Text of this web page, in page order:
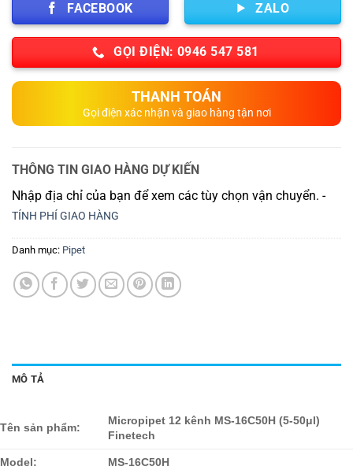
FACEBOOK ZALO
GỌI ĐIỆN: 0946 547 581
THANH TOÁN
Gọi điện xác nhận và giao hàng tận nơi
THÔNG TIN GIAO HÀNG DỰ KIẾN
Nhập địa chỉ của bạn để xem các tùy chọn vận chuyển. -
TÍNH PHÍ GIAO HÀNG
Danh mục: Pipet
MÔ TẢ
Tên sản phẩm:
Micropipet 12 kênh MS-16C50H (5-50μl)
Finetech
Model: MS-16C50H